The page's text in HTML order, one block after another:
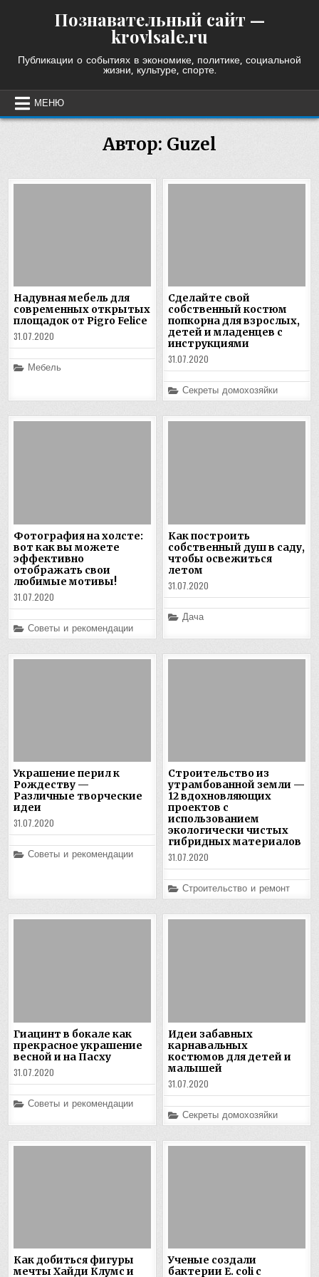
Познавательный сайт —
krovlsale.ru
Публикации о событиях в экономике, политике, социальной
жизни, культуре, спорте.
МЕНЮ
Автор: Guzel
Надувная мебель для
современных открытых
площадок от Pigro Felice
31.07.2020
Posted
Мебель
Сделайте свой
собственный костюм
попкорна для взрослых,
детей и младенцев с
инструкциями
31.07.2020
Posted
in
Секреты домохозяйки
Фотография на холсте:
вот как вы можете
эффективно
отображать свои
любимые мотивы!
31.07.2020
Posted
in
Советы и рекомендации
Как построить
собственный душ в саду,
чтобы освежиться
летом
31.07.2020
Posted
in
Дача
Украшение перил к
Рождеству —
Различные творческие
идеи
31.07.2020
Posted
Советы и рекомендации
Строительство из
утрамбованной земли —
12 вдохновляющих
проектов с
использованием
экологически чистых
гибридных материалов
31.07.2020
Posted
in
Строительство и ремонт
Гиацинт в бокале как
прекрасное украшение
весной и на Пасху
31.07.2020
Posted
Советы и рекомендации
Идеи забавных
карнавальных
костюмов для детей и
малышей
31.07.2020
Posted
in
Секреты домохозяйки
Как добиться фигуры
мечты Хайди Клумс и
Ученые создали
бактерии E. coli с